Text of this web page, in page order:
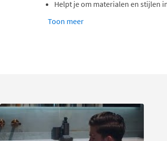
Helpt je om materialen en stijlen
Let op:elke kleurstaal is uniek. De tint
uiteindelijke badkamermeubel, maar
kleurprocessen blijven nu eenmaal
Toon meer